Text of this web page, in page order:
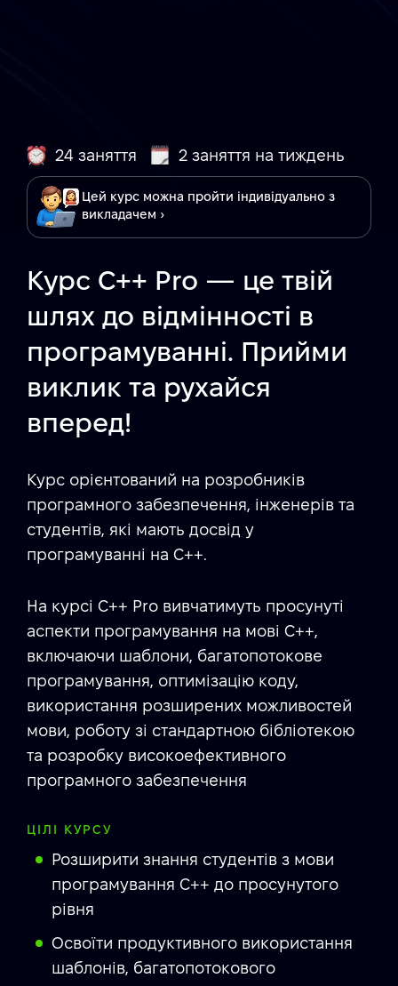
24 заняття 2 заняття на тиждень
Цей курс можна пройти індивідуально з
викладачем ›
Курс C++ Pro — це твій
шлях до відмінності в
програмуванні. Прийми
виклик та рухайся
вперед!
Курс орієнтований на розробників
програмного забезпечення, інженерів та
студентів, які мають досвід у
програмуванні на C++.
На курсі C++ Pro вивчатимуть просунуті
аспекти програмування на мові C++,
включаючи шаблони, багатопотокове
програмування, оптимізацію коду,
використання розширених можливостей
мови, роботу зі стандартною бібліотекою
та розробку високоефективного
програмного забезпечення
ЦІЛІ КУРСУ
Розширити знання студентів з мови
програмування C++ до просунутого
рівня
Освоїти продуктивного використання
шаблонів, багатопотокового